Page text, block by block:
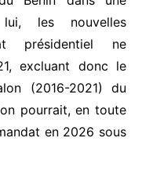
lui, les nouvelles
présidentiel ne
excluant donc le
(2016-2021) du
pourrait, en toute
en 2026 sous